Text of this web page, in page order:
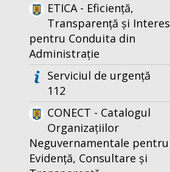
ETICA - Eficiență,
Transparență și Interes
pentru Conduita din
Administrație
Serviciul de urgență
112
CONECT - Catalogul
Organizațiilor
Neguvernamentale pentru
Evidență, Consultare și